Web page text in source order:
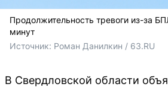
Продолжительность тревоги из-за
минут
Источник: Роман Данилкин / 63.RU
В Свердловской области